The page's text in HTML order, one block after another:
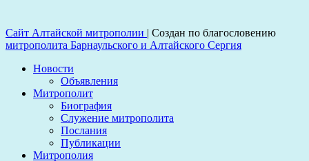
Сайт Алтайской митрополии | Создан по благословению
митрополита Барнаульского и Алтайского Сергия
Новости
Объявления
Митрополит
Биография
Служение митрополита
Послания
Публикации
Митрополия